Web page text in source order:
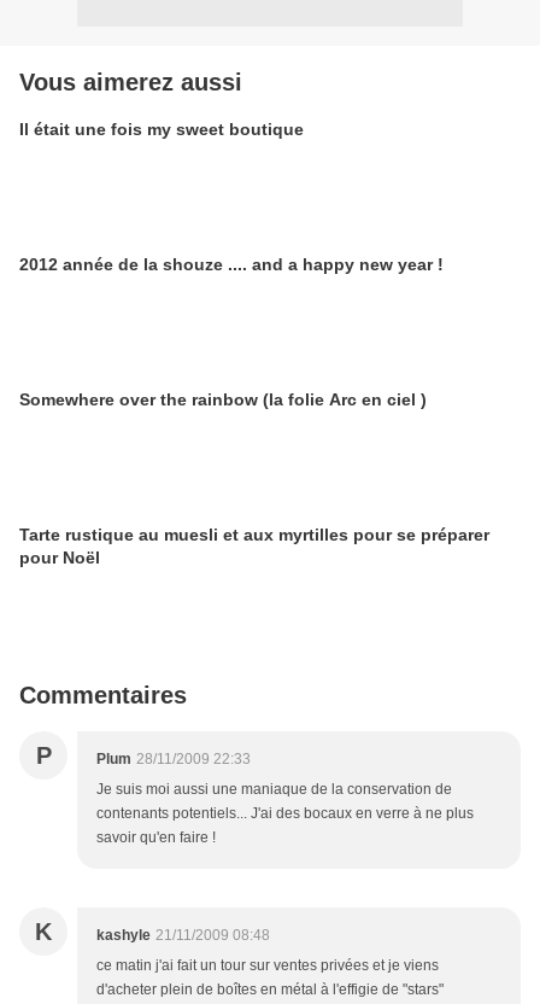
Vous aimerez aussi
Il était une fois my sweet boutique
2012 année de la shouze .... and a happy new year !
Somewhere over the rainbow (la folie Arc en ciel )
Tarte rustique au muesli et aux myrtilles pour se préparer
pour Noël
Commentaires
P Plum 28/11/2009 22:33
Je suis moi aussi une maniaque de la conservation de
contenants potentiels... J'ai des bocaux en verre à ne plus
savoir qu'en faire !
K kashyle 21/11/2009 08:48
ce matin j'ai fait un tour sur ventes privées et je viens
d'acheter plein de boîtes en métal à l'effigie de "stars"